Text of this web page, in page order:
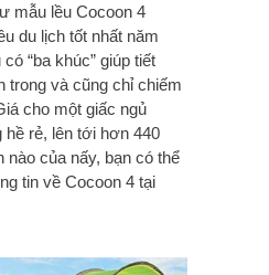
mẫu lều Cocoon 4
du lịch tốt nhất năm
“ba khúc” giúp tiết
trong và cũng chỉ chiếm
cho một giấc ngủ
hề rẻ, lên tới hơn 440
nào của nấy, bạn có thể
tin về Cocoon 4 tại